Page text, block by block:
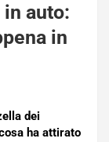
in auto:
in
dei
ha attirato